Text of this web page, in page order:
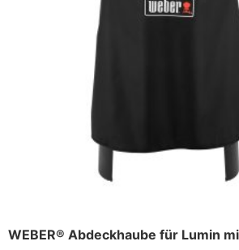
WEBER® Abdeckhaube für Lumin